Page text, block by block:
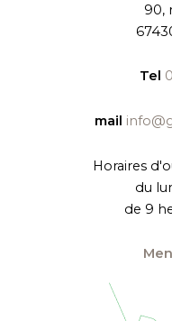
90,
Tel
mail
Horaires
du
de 9